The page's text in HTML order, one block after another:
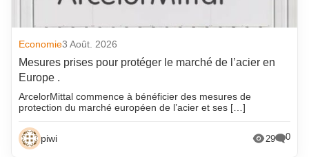
Economie3 Août. 2026
Mesures prises pour protéger le marché de l’acier en
Europe .
ArcelorMittal commence à bénéficier des mesures de
protection du marché européen de l’acier et ses […]
piwi 29 0